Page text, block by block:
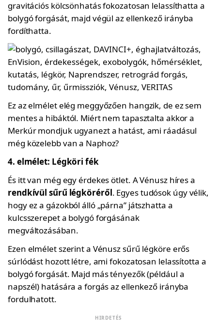
gravitációs kölcsönhatás fokozatosan lelassíthatta a
bolygó forgását, majd végül az ellenkező irányba
fordíthatta.
Ez az elmélet elég meggyőzően hangzik, de ez sem
mentes a hibáktól. Miért nem tapasztalta akkor a
Merkúr mondjuk ugyanezt a hatást, ami ráadásul
még közelebb van a Naphoz?
4. elmélet: Légköri fék
És itt van még egy érdekes ötlet. A Vénusz híres a
rendkívül sűrű légköréről. Egyes tudósok úgy vélik,
hogy ez a gázokból álló „párna” játszhatta a
kulcsszerepet a bolygó forgásának
megváltozásában.
Ezen elmélet szerint a Vénusz sűrű légköre erős
súrlódást hozott létre, ami fokozatosan lelassította a
bolygó forgását. Majd más tényezők (például a
napszél) hatására a forgás az ellenkező irányba
fordulhatott.
HIRDETÉS